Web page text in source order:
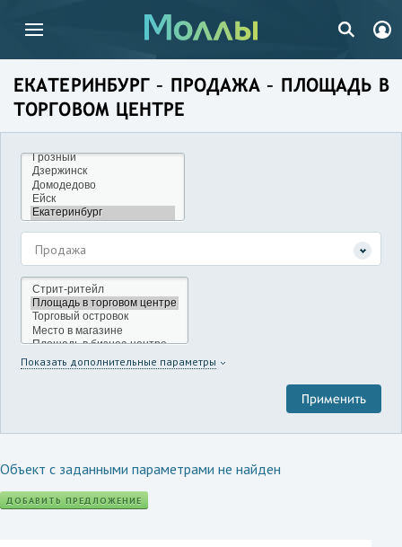
ЕКАТЕРИНБУРГ – ПРОДАЖА – ПЛОЩАДЬ В
ТОРГОВОМ ЦЕНТРЕ
Продажа
Показать дополнительные параметры
Объект с заданными параметрами не найден
ДОБАВИТЬ ПРЕДЛОЖЕНИЕ